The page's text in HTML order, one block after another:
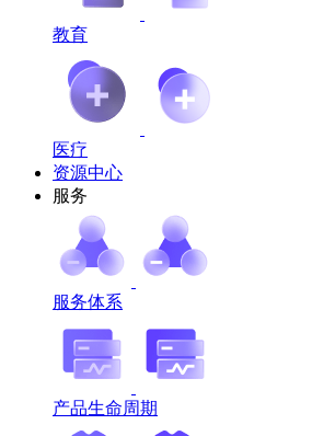
教育
医疗
资源中心
服务
服务体系
产品生命周期